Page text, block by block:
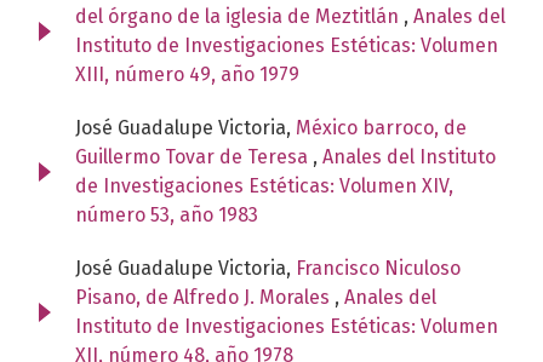
del órgano de la iglesia de Meztitlán , Anales del
Instituto de Investigaciones Estéticas: Volumen
XIII, número 49, año 1979
José Guadalupe Victoria, México barroco, de
Guillermo Tovar de Teresa , Anales del Instituto
de Investigaciones Estéticas: Volumen XIV,
número 53, año 1983
José Guadalupe Victoria, Francisco Niculoso
Pisano, de Alfredo J. Morales , Anales del
Instituto de Investigaciones Estéticas: Volumen
XII, número 48, año 1978